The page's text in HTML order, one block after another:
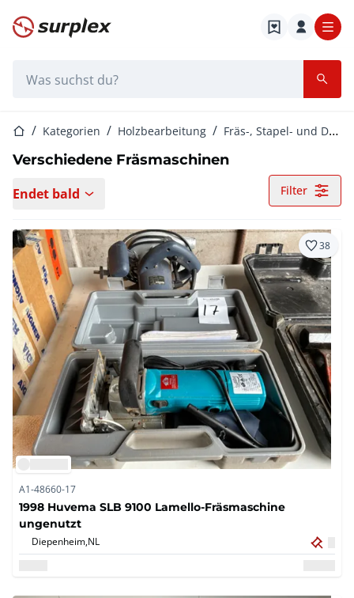
Startseite
StartseiteKategorien Holzbearbeitung Fräs-, Stapel- und Drehmaschinen
Verschiedene Fräsmaschinen
Endet bald Filter
38
A1-48660-17
1998 Huvema SLB 9100 Lamello-Fräsmaschine
ungenutzt
Diepenheim,NL